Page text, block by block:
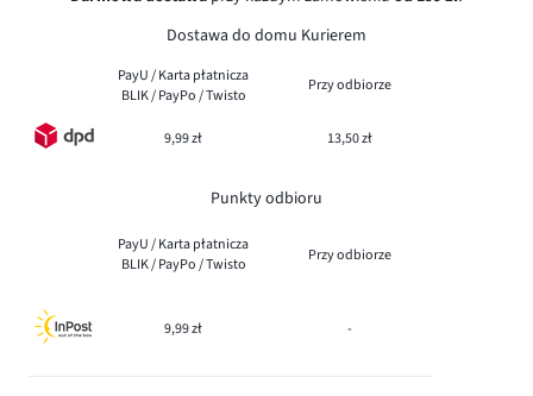
Dostawa do domu Kurierem
PayU / Karta płatnicza
BLIK / PayPo / Twisto
Przy odbiorze
9,99 zł 13,50 zł
Punkty odbioru
PayU / Karta płatnicza
BLIK / PayPo / Twisto
Przy odbiorze
9,99 zł -